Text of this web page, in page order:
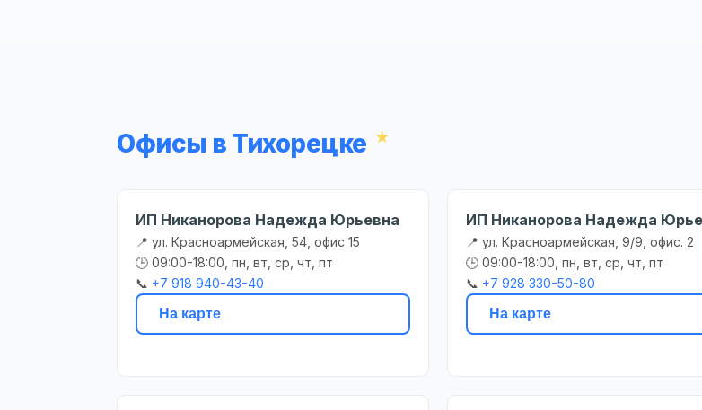
Офисы в Тихорецке
ИП Никанорова Надежда Юрьевна
📍 ул. Красноармейская, 54, офис 15
🕒 09:00-18:00, пн, вт, ср, чт, пт
📞 +7 918 940-43-40
На карте
ИП Никанорова Надежда
📍 ул. Красноармейская, 9/9, офис. 2
🕒 09:00-18:00, пн, вт, ср, чт, пт
📞 +7 928 330-50-80
На карте